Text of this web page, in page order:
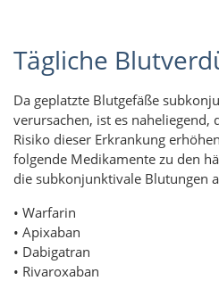
Tägliche
Da geplatzte Blutgefäße
verursachen, ist es naheliegend,
Risiko dieser Erkrankung
folgende Medikamente zu den
die subkonjunktivale Blutungen
• Warfarin
• Apixaban
• Dabigatran
• Rivaroxaban